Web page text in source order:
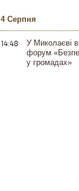
4 Серпня
14:48
У Миколаєві
форум
у громадах»